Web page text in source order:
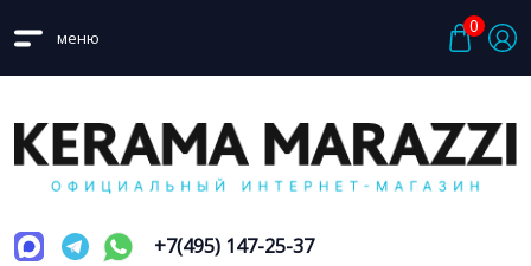
меню
0
+7(495) 147-25-37